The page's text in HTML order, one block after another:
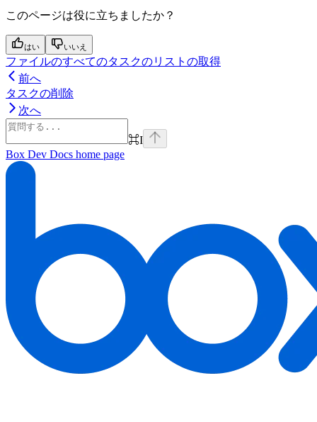
このページは役に立ちましたか？
はい いいえ
ファイルのすべてのタスクのリストの取得
前へ
タスクの削除
次へ
⌘I
Box Dev Docs home page